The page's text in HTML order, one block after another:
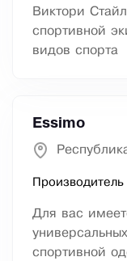
Виктори
спортивной
видов спорта
Essimo
Для вас
спортивной